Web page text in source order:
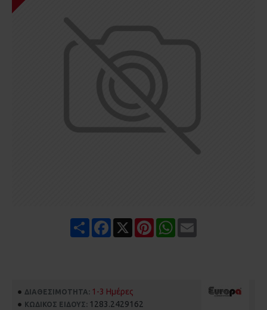
Share Facebook PinterestWhatsApp
ΔΙΑΘΕΣΙΜΌΤΗΤΑ: 1-3 Ημέρες
ΚΩΔΙΚΌΣ ΕΊΔΟΥΣ: 1283.2429162